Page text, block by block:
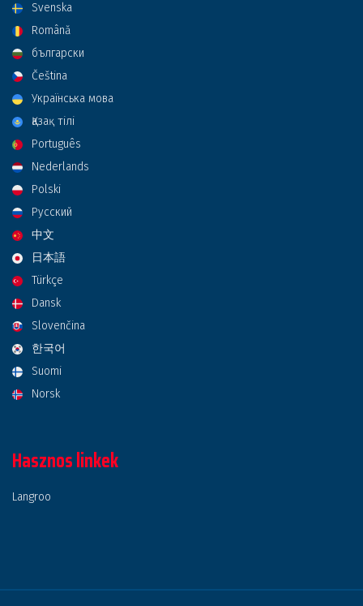
Svenska
Română
български
Čeština
Українська мова
Қазақ тілі
Português
Nederlands
Polski
Русский
中文
日本語
Türkçe
Dansk
Slovenčina
한국어
Suomi
Norsk
Hasznos linkek
Langroo